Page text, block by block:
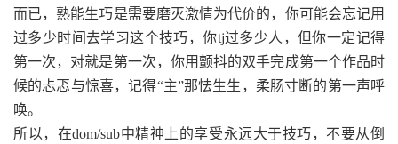
而已，熟能生巧是需要磨灭激情为代价的，你可能会忘记用
过多少时间去学习这个技巧，你tj过多少人，但你一定记得
第一次，对就是第一次，你用颤抖的双手完成第一个作品时
候的忐忑与惊喜，记得“主”那怯生生，柔肠寸断的第一声呼
唤。
所以，在dom/sub中精神上的享受永远大于技巧，不要从倒